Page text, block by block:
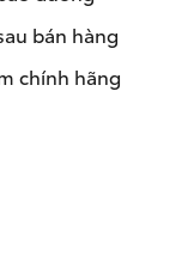
bán hàng
chính hãng